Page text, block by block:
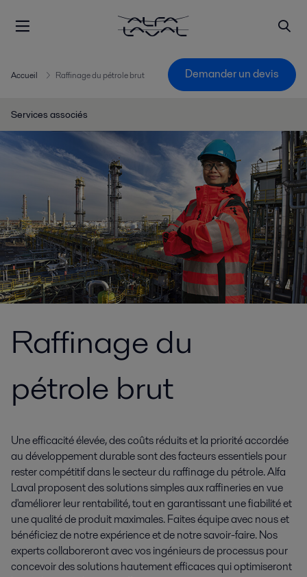
Accueil Raffinage du pétrole brut Demander un devis
Services associés
Raffinage du
pétrole brut
Une efficacité élevée, des coûts réduits et la priorité accordée
au développement durable sont des facteurs essentiels pour
rester compétitif dans le secteur du raffinage du pétrole. Alfa
Laval proposent des solutions simples aux raffineries en vue
d'améliorer leur rentabilité, tout en garantissant une fiabilité et
une qualité de produit maximales. Faites équipe avec nous et
bénéficiez de notre expérience et de notre savoir-faire. Nos
experts collaboreront avec vos ingénieurs de processus pour
concevoir des solutions hautement efficaces qui optimiseront